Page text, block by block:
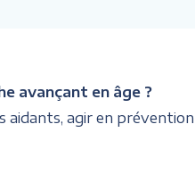
avançant en âge ?
aidants, agir en